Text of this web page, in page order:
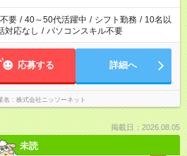
要 / 40～50代活躍中 / シフト勤務 / 10名以
対応なし / パソコンスキル不要
応募する 詳細へ
名 株式会社ニッソーネット
掲載日：2026.08.05
未読